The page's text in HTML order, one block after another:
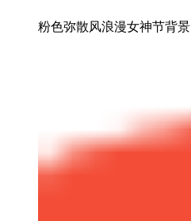
粉色弥散风浪漫女神节背景